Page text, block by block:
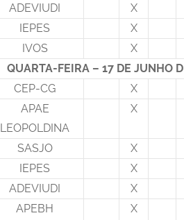
ADEVIUDI
X
IEPES
X
IVOS
X
QUARTA-FEIRA – 17 DE JUNHO
CEP-CG
X
APAE
LEOPOLDINA
X
SASJO
X
IEPES
X
ADEVIUDI
X
APEBH X